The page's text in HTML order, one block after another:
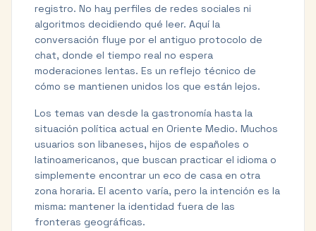
registro. No hay perfiles de redes sociales ni
algoritmos decidiendo qué leer. Aquí la
conversación fluye por el antiguo protocolo de
chat, donde el tiempo real no espera
moderaciones lentas. Es un reflejo técnico de
cómo se mantienen unidos los que están lejos.
Los temas van desde la gastronomía hasta la
situación política actual en Oriente Medio. Muchos
usuarios son libaneses, hijos de españoles o
latinoamericanos, que buscan practicar el idioma o
simplemente encontrar un eco de casa en otra
zona horaria. El acento varía, pero la intención es la
misma: mantener la identidad fuera de las
fronteras geográficas.